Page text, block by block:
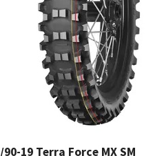
90-19 Terra Force MX SM